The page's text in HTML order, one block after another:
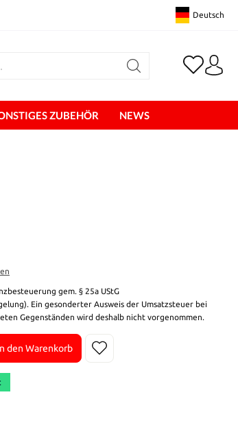
Deutsch
ZUBEHÖR NEWS
gem. § 25a UStG
Ein gesonderter Ausweis der Umsatzsteuer bei
Gegenständen wird deshalb nicht vorgenommen.
den Warenkorb